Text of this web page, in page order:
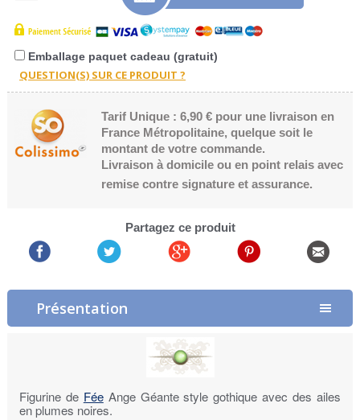
Emballage paquet cadeau (gratuit)
Tarif Unique : 6,90 € pour une livraison en
France Métropolitaine, quelque soit le
montant de votre commande.
Livraison à domicile ou en point relais avec
remise contre signature et assurance.
Partagez ce produit
Présentation
Figurine de FéeAnge Géante style gothique avec des ailes
en plumes noires.